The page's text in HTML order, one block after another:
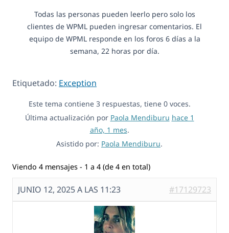
Todas las personas pueden leerlo pero solo los
clientes de WPML pueden ingresar comentarios. El
equipo de WPML responde en los foros 6 días a la
semana, 22 horas por día.
Etiquetado: Exception
Este tema contiene 3 respuestas, tiene 0 voces.
Última actualización por Paola Mendiburu hace 1
año, 1 mes.
Asistido por: Paola Mendiburu.
Viendo 4 mensajes - 1 a 4 (de 4 en total)
JUNIO 12, 2025 A LAS 11:23 #17129723